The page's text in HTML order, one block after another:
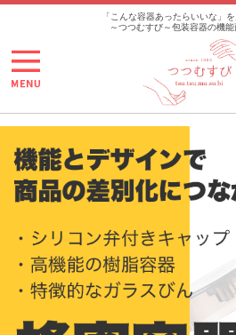
「こんな容器あったらいいな」
～つつむすび～包装容器の機